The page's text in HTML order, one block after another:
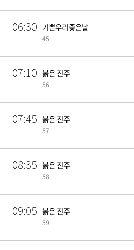
06:30 기쁜우리좋은날
45
07:10 붉은 진주
56
07:45 붉은 진주
57
08:35 붉은 진주
58
09:05 붉은 진주
59